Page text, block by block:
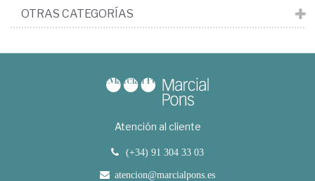
OTRAS CATEGORÍAS
Atención al cliente
(+34) 91 304 33 03
atencion@marcialpons.es